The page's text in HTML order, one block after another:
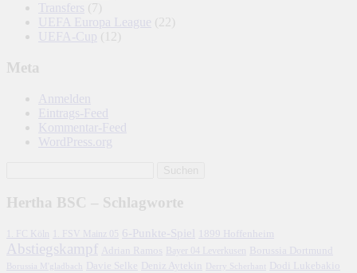
Transfers (7)
UEFA Europa League (22)
UEFA-Cup (12)
Meta
Anmelden
Eintrags-Feed
Kommentar-Feed
WordPress.org
Hertha BSC – Schlagworte
1. FC Köln 1. FSV Mainz 05 6-Punkte-Spiel 1899 Hoffenheim
Abstiegskampf Adrian Ramos Bayer 04 Leverkusen Borussia Dortmund
Borussia M'gladbach Davie Selke Deniz Aytekin Derry Scherhant
Dodi Lukebakio